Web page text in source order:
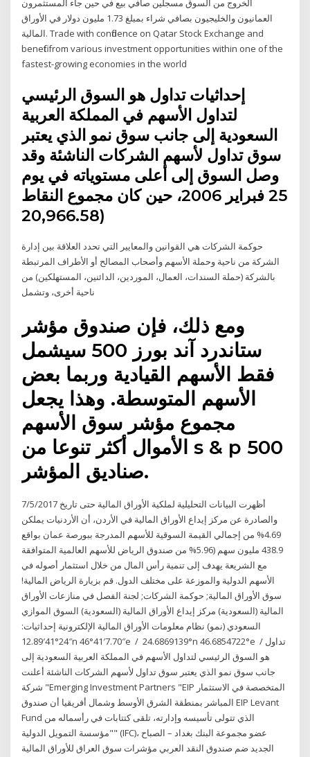
الخروج من السوق مسجلين صافي بيع في حين جاء المستثمرون
العمانيون والخليجيون بصافي شراء بمبلغ 1.73 مليون دولار في الأوراق
المالية. Trade with confidence on Qatar Stock Exchange and
benefit from various investment opportunities within one of the
fastest-growing economies in the world
إحداثيات تداول هو السوق الرئيسي
لتداول الأسهم في المملكة العربية
السعودية إلى جانب سوق نمو الذي يعتبر
سوق تداول لأسهم الشركات الناشئة وقد
وصل السوق إلى أعلى مستوياته في يوم
25 فبراير 2006، حين كان مجموع النقاط
(20,966.58
حوكمة الشركات هي القوانين والمعايير التي تحدد العلاقة بين إدارة
الشركة من ناحية وحملة الأسهم وأصحاب المصالح أو الأطراف المرتبطة
بالشركة (حملة السندات، العمال، الموردين، الدائنين، المستهلكين) من
ناحية أخرى، وتشمل
ومع ذلك، فإن صندوق مؤشر
ستاندرد آند بورز 500 سيشمل
فقط الأسهم القيادية وربما بعض
الأسهم المتوسطة. وهذا يجعل
مجموع مؤشر سوق الأسهم
الأموال أكثر تنوعا من s & p 500
صناديق المؤشر.
أظهرت البيانات التحليلية لملكية الأوراق المالية حتى تاريخ 7/5/2017
والصادرة عن مركز إيداع الأوراق المالية في الأردن، أن الأردنيات يملكن
4.69% من إجمالي القيمة السوقية للأسهم المدرجة ببورصة عمان بواقع
438.9 مليون سهم (5.96% من صندوق الرياض للأسهم العالمية المتوافقة
مع الشريعة يهدف إلى تنمية رأس المال من خلال استثمار أصوله في
الأسهم الدولية والموزعة على مختلف الدول. قم بزيارة الرياض المالية!
سوق الأوراق المالية; حوكمة الشركات; لجنة الفصل في منازعات الأوراق
المالية (السعودية) مركز إيداع الأوراق المالية (السعودية) السوق الموازي
السعودي (نمو) نظام معلومات الأوراق المالية الإلكترونية إحداثيات:
24°41′12.89″n 46°41′7.70″e / 24.6869139°n 46.6854722°e / تداول
هو السوق الرئيسي لتداول الأسهم في المملكة العربية السعودية إلى
جانب سوق نمو الذي يعتبر سوق تداول لأسهم الشركات الناشئة أعلنت
شركة "Emerging Investment Partners "EIP المتخصصة في الاستثمار
المباشر بمنطقة الشرق الأوسط وشمال أفريقيا أن صندوق EIP Levant
Fund الذي تتولى تأسيسه وإدارته، تلقى كتتابات في رأسماله من
"مؤسسة التمويل الدولية" (IFC)، عضو مجموعة البنك بغداد – الصباح
الجديد ضم صندوق النقد العربي مؤشرات سوق العراق للأوراق المالية